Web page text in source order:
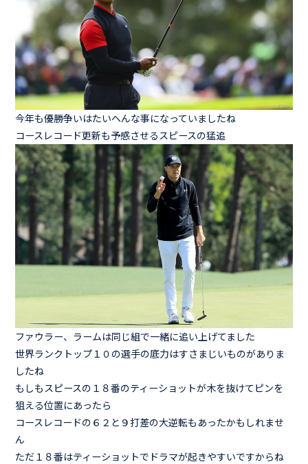
今年も優勝争いはたいへんな事になっていましたね
コースレコード更新も予感させるスピースの猛追
ファウラー、ラームは同じ組で一緒に追い上げてました
世界ランクトップ１０の選手の底力はすさまじいものがありま
したね
もしもスピースの１８番のティーショットが木を抜けてピンを
狙える位置にあったら
コースレコードの６２と９打差の大逆転もあったかもしれませ
ん
ただ１８番はティーショットでドラマが起きやすいですからね